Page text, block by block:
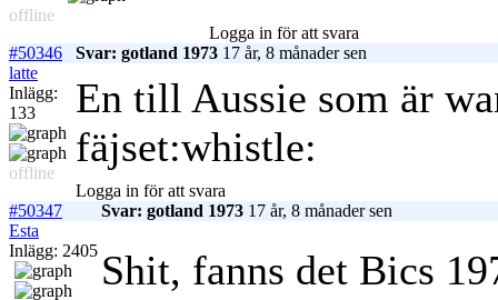
offline
Logga in för att svara
#50346
Svar: gotland 1973 17 år, 8 månader sen
latte
Inlägg:
133
offline
En till Aussie som är
fäjset:whistle:
Logga in för att svara
#50347
Svar: gotland 1973 17 år, 8 månader sen
Esta
Inlägg: 2405 Shit, fanns det Bics